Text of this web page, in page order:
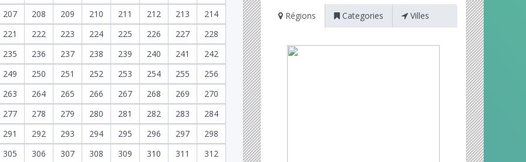
207
208 209 210 211 212 213
214
221
222 223 224 225 226 227
228
235
236 237 238 239 240 241
242
249
250 251 252 253 254 255
256
263
264 265 266 267 268 269
270
277
278 279 280 281 282 283
284
291
292 293 294 295 296 297
298
305
306 307 308 309 310 311
312
Régions Categories Villes